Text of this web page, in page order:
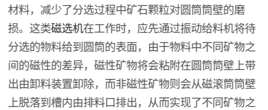
材料，减少了分选过程中矿石颗粒对圆筒筒壁的磨
损。这类磁选机在工作时，应先通过振动给料机将待
分选的物料给到圆筒的表面，由于物料中不同矿物之
间的磁性的差异，磁性矿物将会粘附在圆筒筒壁上带
出由卸料装置卸除，而非磁性矿物则会从磁滚筒筒壁
上脱落到槽内由排料口排出，从而实现了不同矿物之